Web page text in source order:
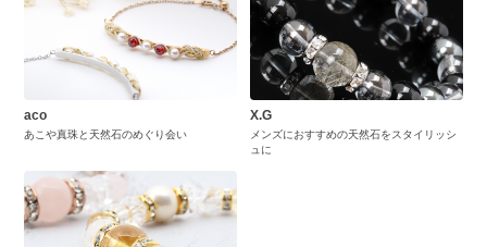
aco
あこや真珠と天然石のめぐり会い
X.G
メンズにおすすめの天然石をスタイリッシ
ュに